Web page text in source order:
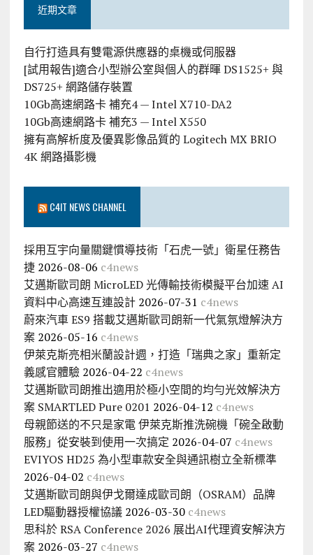
近期文章
自行打造具有雙電源供應器的桌機或伺服器
[試用報告]適合小型辦公室與個人的群暉 DS1525+ 與
DS725+ 網路儲存裝置
10Gb高速網路卡 補充4 — Intel X710-DA2
10Gb高速網路卡 補充3 — Intel X550
擁有高解析度及優異影像品質的 Logitech MX BRIO
4K 網路攝影機
C4IT NEWS CHANNEL
採用互宇向量關鍵慣導技術「石虎一號」衛星任務告
捷 2026-08-06 c4news
艾邁斯歐司朗 MicroLED 光傳輸技術模擬平台加速 AI
資料中心高速互連設計 2026-07-31 c4news
蔚來汽車 ES9 搭載艾邁斯歐司朗新一代氣氛燈解決方
案 2026-05-16 c4news
伊萊克斯亮相米蘭設計週，打造「瑞典之家」重新定
義感官體驗 2026-04-22 c4news
艾邁斯歐司朗推出適用於極小空間的均勻光效解決方
案 SMARTLED Pure 0201 2026-04-12 c4news
母親節送的不只是家電 伊萊克斯推洗碗機「碗全啟動
服務」從安裝到使用一次搞定 2026-04-07 c4news
EVIYOS HD25 為小型車款安全與通訊樹立全新標準
2026-04-02 c4news
艾邁斯歐司朗與伊戈爾達成歐司朗（OSRAM）品牌
LED驅動器授權協議 2026-03-30 c4news
思科於 RSA Conference 2026 展出AI代理資安解決方
案 2026-03-27 c4news